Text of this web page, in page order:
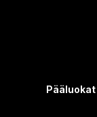
Pääluokat